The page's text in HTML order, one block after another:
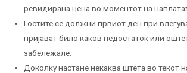
ревидирана цена во моментот на
Гостите се должни првиот ден при
пријават било каков недостаток или
забележале.
Доколку настане некаква штета во текот